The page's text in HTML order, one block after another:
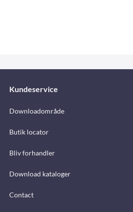
Kundeservice
Downloadområde
Butik locator
Bliv forhandler
Download kataloger
Contact